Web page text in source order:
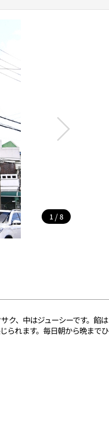
1 / 8
ク、中はジューシーです。餡は
られます。毎日朝から晩までひ